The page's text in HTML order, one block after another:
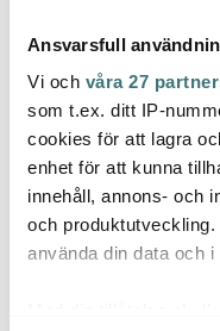
Ansvarsfull
Vi och våra 27
som t.ex. ditt IP-
cookies för att lagra
enhet för att kunna
innehåll, annons- och
och
använda din data och
Rosenthal
Kumi skål 15 cm 78 cl vit
235 kr